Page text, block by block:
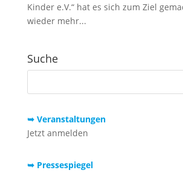
Kinder e.V.“ hat es sich zum Ziel
wieder mehr...
Suche
➥ Veranstaltungen
Jetzt anmelden
➥ Pressespiegel